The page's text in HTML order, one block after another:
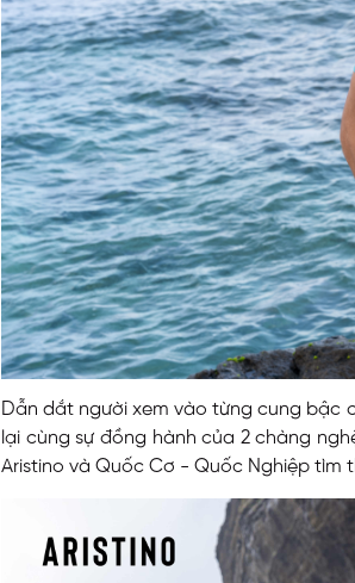
Dẫn dắt người xem vào từng cung bậc
lại cùng sự đồng hành của 2 chàng
Aristino và Quốc Cơ - Quốc Nghiệp tìm